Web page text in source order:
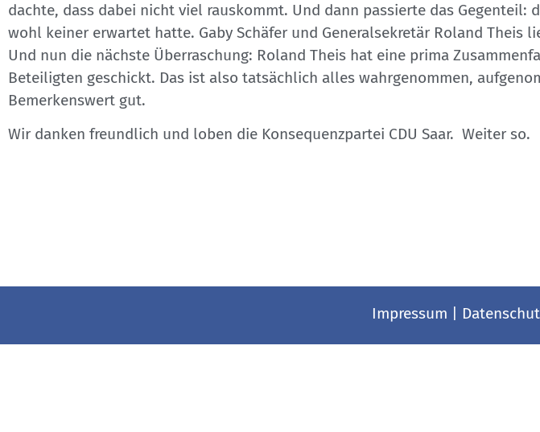
dachte, dass dabei nicht viel rauskommt. Und dann passierte das
wohl keiner erwartet hatte. Gaby Schäfer und Generalsekretär Roland Theis
Und nun die nächste Überraschung: Roland Theis hat eine prima
Beteiligten geschickt. Das ist also tatsächlich alles wahrgenommen,
Bemerkenswert gut.
Wir danken freundlich und loben die Konsequenzpartei CDU Saar. Weiter so.
Impressum